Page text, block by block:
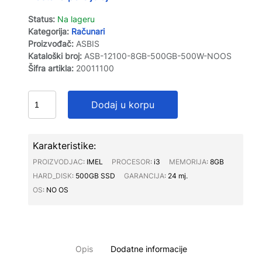
Status: Na lageru
Kategorija: Računari
Proizvođač: ASBIS
Kataloški broj: ASB-12100-8GB-500GB-500W-NOOS
Šifra artikla: 20011100
Dodaj u korpu
Karakteristike:
PROIZVODJAC∶ IMEL PROCESOR∶ i3 MEMORIJA∶ 8GB
HARD_DISK∶ 500GB SSD GARANCIJA∶ 24 mj.
OS∶ NO OS
Opis Dodatne informacije